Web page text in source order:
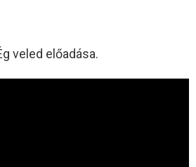
veled előadása.